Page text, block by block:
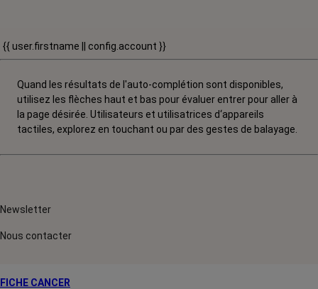
{{ user.firstname || config.account }}
Quand les résultats de l'auto-complétion sont disponibles,
utilisez les flèches haut et bas pour évaluer entrer pour aller à
la page désirée. Utilisateurs et utilisatrices d‘appareils
tactiles, explorez en touchant ou par des gestes de balayage.
Newsletter
Nous contacter
FICHE CANCER